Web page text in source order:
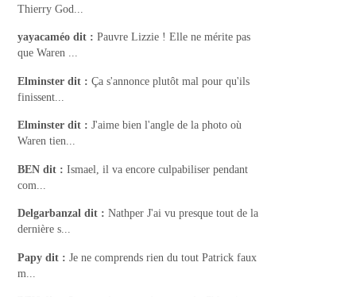
Thierry God...
yayacaméo dit : Pauvre Lizzie ! Elle ne mérite pas
que Waren ...
Elminster dit : Ça s'annonce plutôt mal pour qu'ils
finissent...
Elminster dit : J'aime bien l'angle de la photo où
Waren tien...
BEN dit : Ismael, il va encore culpabiliser pendant
com...
Delgarbanzal dit : Nathper J'ai vu presque tout de la
dernière s...
Papy dit : Je ne comprends rien du tout Patrick faux
m...